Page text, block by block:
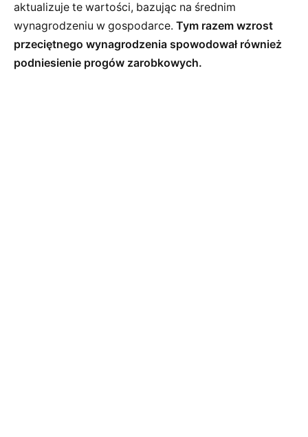
aktualizuje te wartości, bazując na średnim
wynagrodzeniu w gospodarce. Tym razem wzrost
przeciętnego wynagrodzenia spowodował również
podniesienie progów zarobkowych.